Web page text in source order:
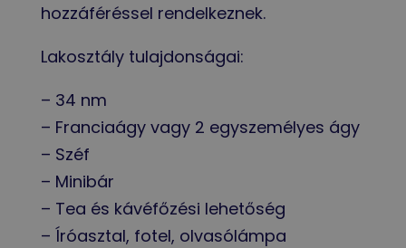
hozzáféréssel rendelkeznek.
Lakosztály tulajdonságai:
– 34 nm
– Franciaágy vagy 2 egyszemélyes ágy
– Széf
– Minibár
– Tea és kávéfőzési lehetőség
– Íróasztal, fotel, olvasólámpa